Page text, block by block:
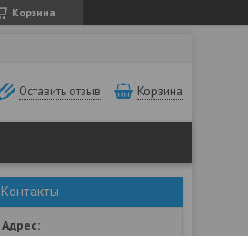
Корзина
Оставить отзыв Корзина
Контакты